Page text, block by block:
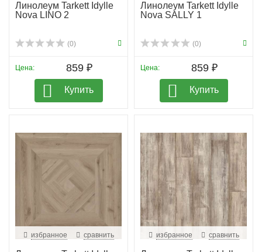
Линолеум Tarkett Idylle
Nova LINO 2
(0)
Цена: 859 ₽
Купить
Линолеум Tarkett Idylle
Nova SALLY 1
(0)
Цена: 859 ₽
Купить
избранное сравнить избранное сравнить